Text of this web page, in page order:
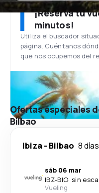
¡Reserva tu
minutos!
Utiliza el buscador
página. Cuéntanos
que nos ocupemos del
Ofertas especiales
Bilbao
Ibiza- Bilbao 8 días
sáb 06 mar
IBZ-BIO· sin
Vueling